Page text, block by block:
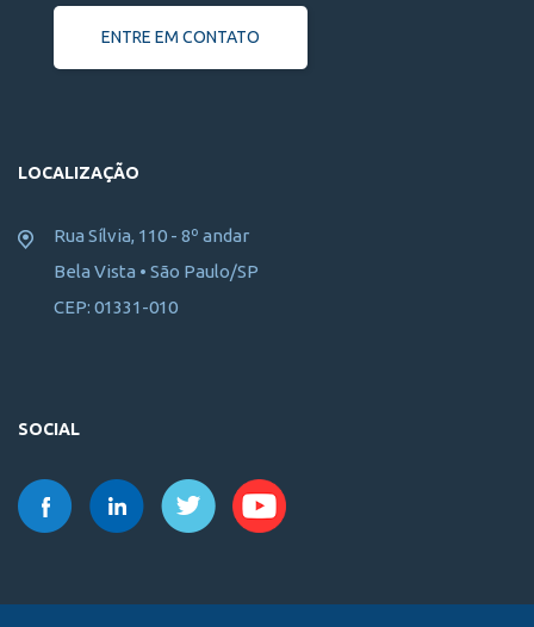
ENTRE EM CONTATO
LOCALIZAÇÃO
Rua Sílvia, 110 - 8º andar
Bela Vista • São Paulo/SP
CEP: 01331-010
SOCIAL